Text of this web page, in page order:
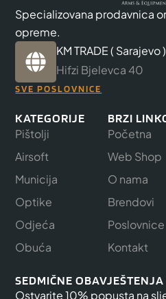
Specializovana prodavnica
opreme.
KM TRADE ( Sarajevo )
Hifzi Bjelevca 40
SVE POSLOVNICE
KATEGORIJE
Pištolji
Airsoft
Municija
Optike
Odjeća
Obuća
BRZI
Početna
Web Shop
O nama
Brendovi
Poslovnice
Kontakt
SEDMIČNE
Ostvarite 10% popusta na